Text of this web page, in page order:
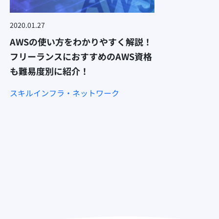
2020.01.27
AWSの使い方をわかりやすく解説！
フリーランスにおすすめのAWS資格
も難易度別に紹介！
スキルインフラ・ネットワーク